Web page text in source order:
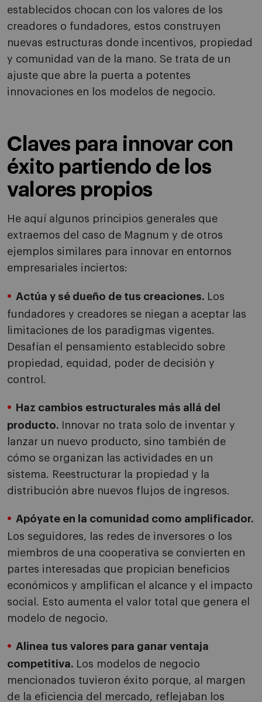
establecidos chocan con los valores de los
creadores o fundadores, estos construyen
nuevas estructuras donde incentivos, propiedad
y comunidad van de la mano. Se trata de un
ajuste que abre la puerta a potentes
innovaciones en los modelos de negocio.
Claves para innovar con
éxito partiendo de los
valores propios
He aquí algunos principios generales que
extraemos del caso de Magnum y de otros
ejemplos similares para innovar en entornos
empresariales inciertos:
Actúa y sé dueño de tus creaciones. Los
fundadores y creadores se niegan a aceptar las
limitaciones de los paradigmas vigentes.
Desafían el pensamiento establecido sobre
propiedad, equidad, poder de decisión y
control.
Haz cambios estructurales más allá del
producto.
Innovar no trata solo de inventar y
lanzar un nuevo producto, sino también de
cómo se organizan las actividades en un
sistema. Reestructurar la propiedad y la
distribución abre nuevos flujos de ingresos.
Apóyate en la comunidad como amplificador.
Los seguidores, las redes de inversores o los
miembros de una cooperativa se convierten en
partes interesadas que propician beneficios
económicos y amplifican el alcance y el impacto
social. Esto aumenta el valor total que genera el
modelo de negocio.
Alinea tus valores para ganar ventaja
competitiva. Los modelos de negocio
mencionados tuvieron éxito porque, al margen
de la eficiencia del mercado, reflejaban los